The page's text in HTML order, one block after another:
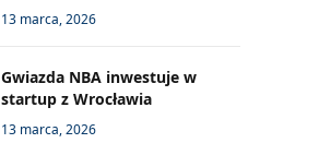
13 marca, 2026
Gwiazda NBA inwestuje w
startup z Wrocławia
13 marca, 2026